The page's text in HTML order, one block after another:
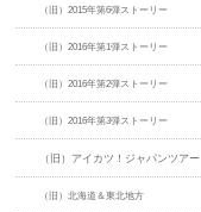
（旧）2015年第6弾ストーリー
（旧）2016年第1弾ストーリー
（旧）2016年第2弾ストーリー
（旧）2016年第3弾ストーリー
（旧）アイカツ！ジャパンツアー
（旧）北海道＆東北地方